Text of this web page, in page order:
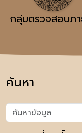
กลุ่มตรวจสอบภา
ค้นหา